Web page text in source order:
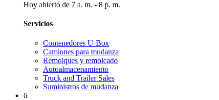
Hoy abierto de 7 a. m. - 8 p. m.
Servicios
Contenedores U-Box
Camiones para mudanza
Remolques y remolcado
Autoalmacenamiento
Truck and Trailer Sales
Suministros de mudanza
6